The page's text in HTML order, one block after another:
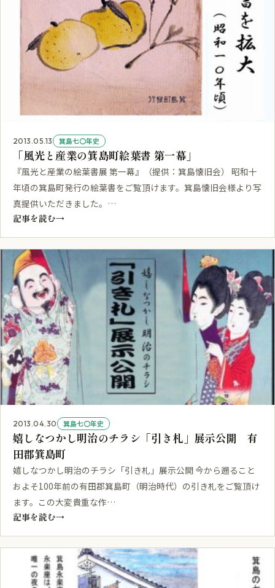
2013.05.13 箕島七〇年史
「風光と産業の箕島町絵葉書 第一幕」
『風光と産業の絵葉書展 第一幕』（提供：箕島懐旧会） 昭和十
年頃の箕島町発行の絵葉書をご覧頂けます。箕島懐旧会様より写
真提供いただきました。…
記事を読む→
2013.04.30 箕島七〇年史
嬉しなつかし明治のチラシ「引き札」展示公開 有
田郡箕島町
嬉しなつかし明治のチラシ「引き札」展示公開 今から遡ること
およそ100年前の有田郡箕島町（明治時代）の引き札をご覧頂け
ます。この大変貴重な作…
記事を読む→